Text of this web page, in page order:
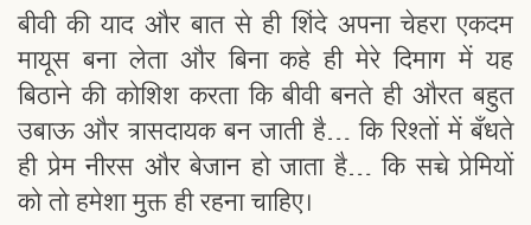
बीवी की याद और बात से ही शिंदे अपना चेहरा एकदम
मायूस बना लेता और बिना कहे ही मेरे दिमाग में यह
बिठाने की कोशिश करता कि बीवी बनते ही औरत बहुत
उबाऊ और त्रासदायक बन जाती है… कि रिश्तों में बँधते
ही प्रेम नीरस और बेजान हो जाता है… कि सच्चे प्रेमियों
को तो हमेशा मुक्त ही रहना चाहिए।